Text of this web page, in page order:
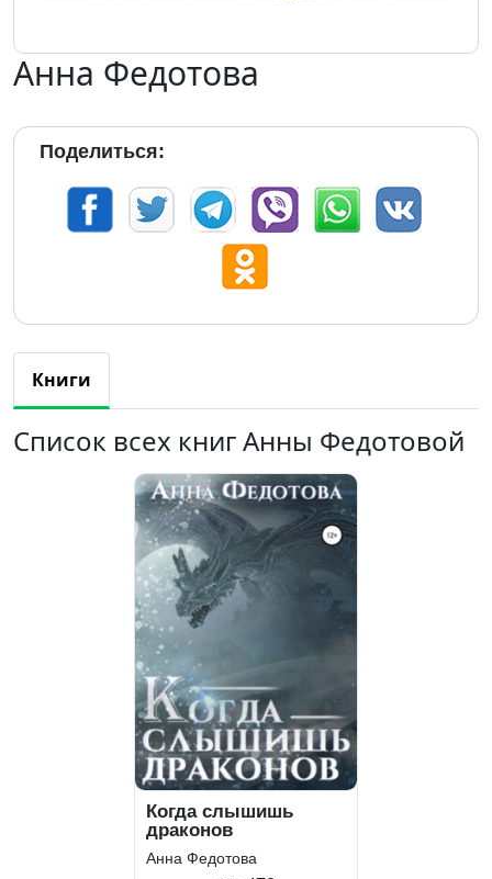
Анна Федотова
Поделиться:
Книги
Список всех книг Анны Федотовой
Когда слышишь
драконов
Анна Федотова